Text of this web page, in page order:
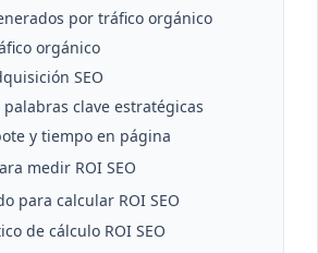
por tráfico orgánico
orgánico
SEO
palabras clave estratégicas
y tiempo en página
medir ROI SEO
para calcular ROI SEO
de cálculo ROI SEO